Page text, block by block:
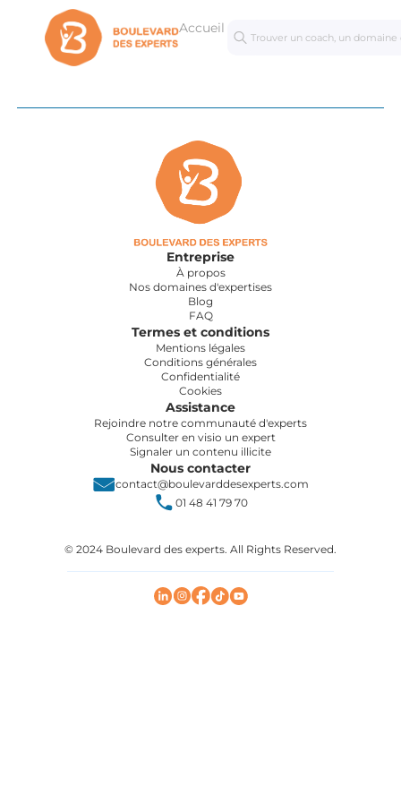
Accueil
Séances
personnalisées
Entreprise
À propos
Nos domaines d'expertises
Blog
FAQ
Termes et conditions
Mentions légales
Conditions générales
Confidentialité
Cookies
Assistance
Rejoindre notre communauté d'experts
Consulter en visio un expert
Signaler un contenu illicite
Nous contacter
contact@boulevarddesexperts.com
01 48 41 79 70
© 2024 Boulevard des experts. All Rights Reserved.